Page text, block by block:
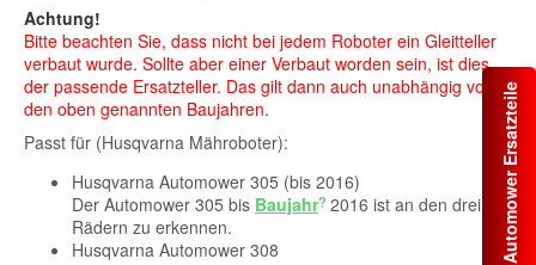
Automower Ersatzteile
Achtung!
Bitte beachten Sie, dass nicht bei jedem Roboter ein Gleitteller
verbaut wurde. Sollte aber einer Verbaut worden sein, ist dies
der passende Ersatzteller. Das gilt dann auch unabhängig von
den oben genannten Baujahren.
Passt für (Husqvarna Mähroboter):
Husqvarna Automower 305 (bis 2016)
Der Automower 305 bis Baujahr 2016 ist an den drei
Rädern zu erkennen.
Husqvarna Automower 308